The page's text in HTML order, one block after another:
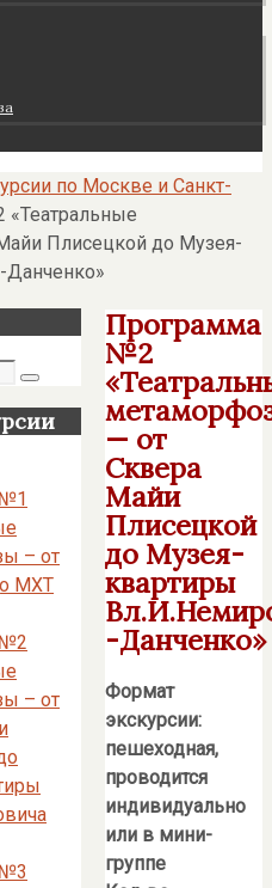
по Москве и Санкт-
Плисецкой до Музея-
Программа
№2
— от
Сквера
Майи
Плисецкой
до Музея-
квартиры
-Данченко»
Формат
экскурсии:
пешеходная,
проводится
индивидуально
или в мини-
группе
Поиск
– от
МХТ
– от